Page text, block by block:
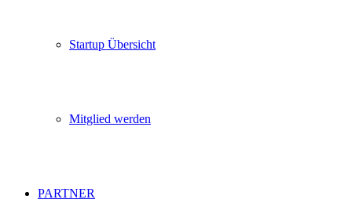
Startup Übersicht
Mitglied werden
PARTNER